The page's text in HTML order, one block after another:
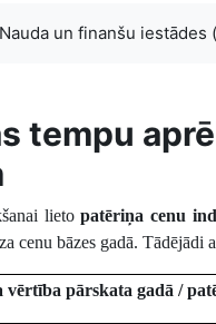
un finanšu iestādes
tempu
lietopatēriņa cenu
cenu bāzes gadā.
pārskata gadā /